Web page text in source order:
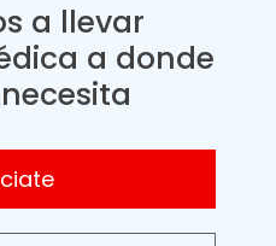
a llevar
a donde